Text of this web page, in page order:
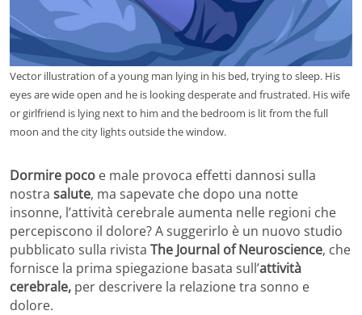
Vector illustration of a young man lying in his bed, trying to sleep. His
eyes are wide open and he is looking desperate and frustrated. His wife
or girlfriend is lying next to him and the bedroom is lit from the full
moon and the city lights outside the window.
Dormire poco e male provoca effetti dannosi sulla
nostra salute, ma sapevate che dopo una notte
insonne, l’attività cerebrale aumenta nelle regioni che
percepiscono il dolore? A suggerirlo è un nuovo studio
pubblicato sulla rivista The Journal of Neuroscience, che
fornisce la prima spiegazione basata sull’attività
cerebrale, per descrivere la relazione tra sonno e
dolore.